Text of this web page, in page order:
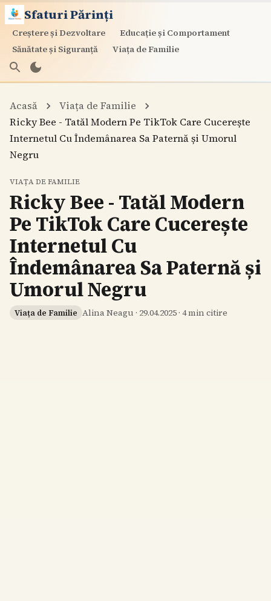
Sfaturi Părinți
Creștere și Dezvoltare
Educație și Comportament
Sănătate și Siguranță
Viața de Familie
Acasă
Viața de Familie
Ricky Bee - Tatăl Modern Pe TikTok Care Cucerește
Internetul Cu Îndemânarea Sa Paternă și Umorul
Negru
VIAȚA DE FAMILIE
Ricky Bee - Tatăl Modern
Pe TikTok Care Cucerește
Internetul Cu
Îndemânarea Sa Paternă și
Umorul Negru
Viața de Familie Alina Neagu · 29.04.2025 · 4min citire